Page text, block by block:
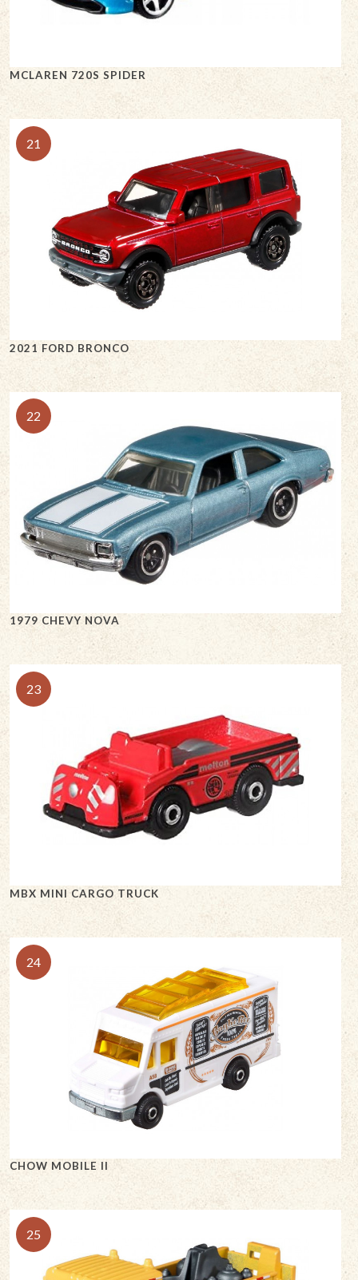
MCLAREN 720S SPIDER
2021 FORD BRONCO
21
1979 CHEVY NOVA
22
MBX MINI CARGO TRUCK
23
CHOW MOBILE II
24
25